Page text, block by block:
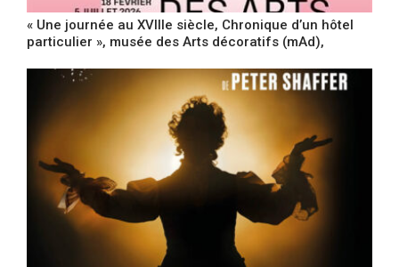
« Une journée au XVIIIe siècle, Chronique d’un hôtel
particulier », musée des Arts décoratifs (mAd),